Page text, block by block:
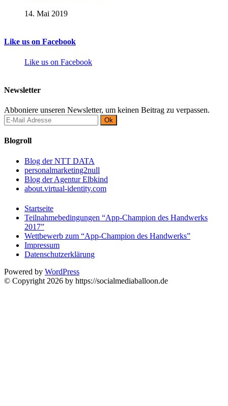
14. Mai 2019
Like us on Facebook
Like us on Facebook
Newsletter
Abboniere unseren Newsletter, um keinen Beitrag zu verpassen.
Blogroll
Blog der NTT DATA
personalmarketing2null
Blog der Agentur Elbkind
about.virtual-identity.com
Startseite
Teilnahmebedingungen “App-Champion des Handwerks
2017”
Wettbewerb zum “App-Champion des Handwerks”
Impressum
Datenschutzerklärung
Powered by WordPress
© Copyright 2026 by https://socialmediaballoon.de